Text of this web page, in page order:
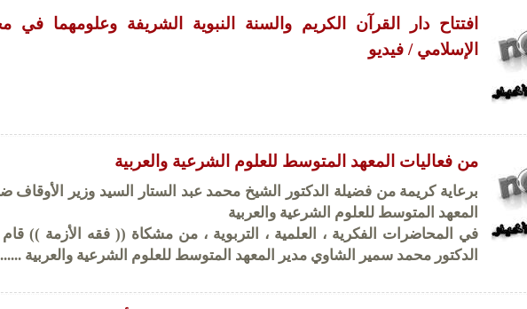
افتتاح دار القرآن الكريم والسنة النبوية الشريفة وعلومهما في
الإسلامي / فيديو
من فعاليات المعهد المتوسط للعلوم الشرعية والعربية
برعاية كريمة من فضيلة الدكتور الشيخ محمد عبد الستار السيد وزير الأوقاف
المعهد المتوسط للعلوم الشرعية والعربية
في المحاضرات الفكرية ، العلمية ، التربوية ، من مشكاة (( فقه الأزمة ))
الدكتور محمد سمير الشاوي مدير المعهد المتوسط للعلوم الشرعية والعربية